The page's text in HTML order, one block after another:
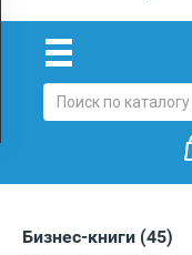
Бизнес-книги (45)